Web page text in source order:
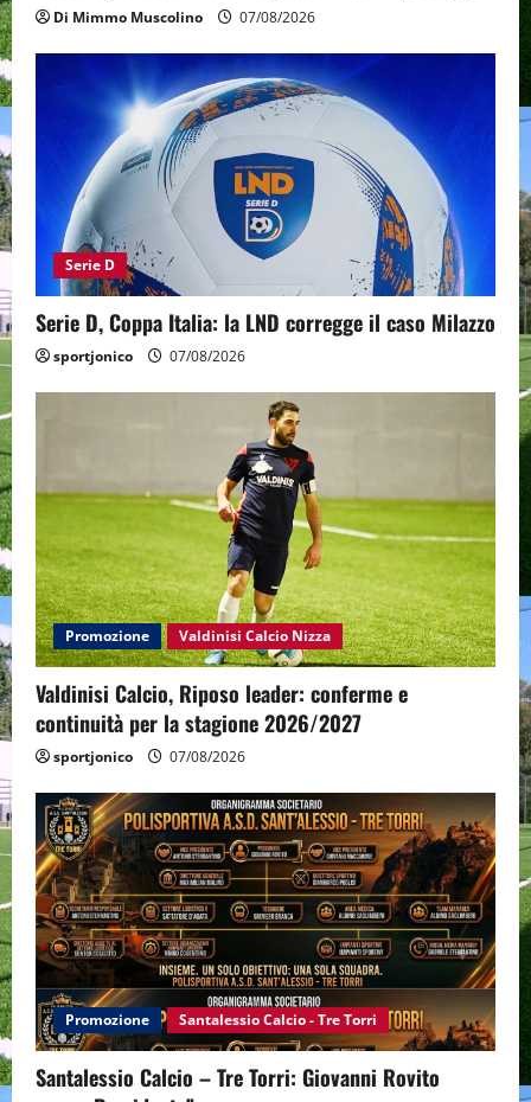
Di Mimmo Muscolino 07/08/2026
Serie D
Serie D, Coppa Italia: la LND corregge il caso Milazzo
sportjonico 07/08/2026
Promozione Valdinisi Calcio Nizza
Valdinisi Calcio, Riposo leader: conferme e
continuità per la stagione 2026/2027
sportjonico 07/08/2026
Promozione Santalessio Calcio - Tre Torri
Santalessio Calcio – Tre Torri: Giovanni Rovito